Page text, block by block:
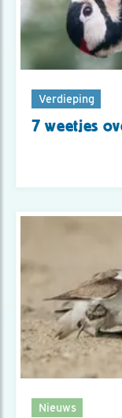
Verdieping
7 weetjes
Nieuws